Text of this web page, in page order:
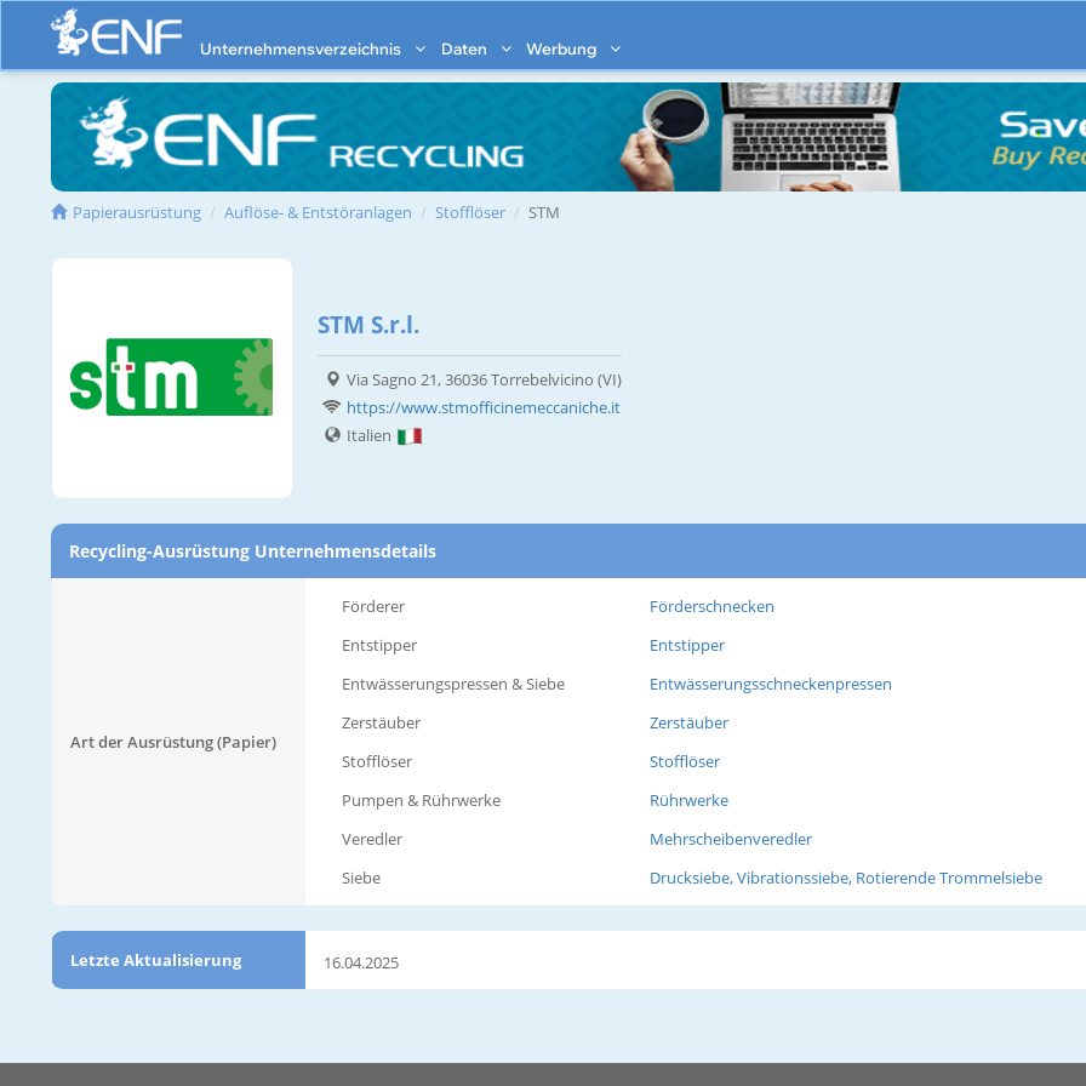
Unternehmensverzeichnis Daten Werbung
Papierausrüstung Auflöse- & Entstöranlagen Stofflöser STM
STM S.r.l.
Via Sagno 21, 36036 Torrebelvicino (VI)
https://www.stmofficinemeccaniche.it
Italien
Recycling-Ausrüstung Unternehmensdetails
Art der Ausrüstung (Papier)
Förderer
Förderschnecken
Entstipper
Entstipper
Entwässerungspressen & Siebe
Entwässerungsschneckenpressen
Zerstäuber
Zerstäuber
Stofflöser
Stofflöser
Pumpen & Rührwerke
Rührwerke
Veredler
Mehrscheibenveredler
Siebe
Drucksiebe, Vibrationssiebe, Rotierende Trommelsiebe
Letzte Aktualisierung 16.04.2025